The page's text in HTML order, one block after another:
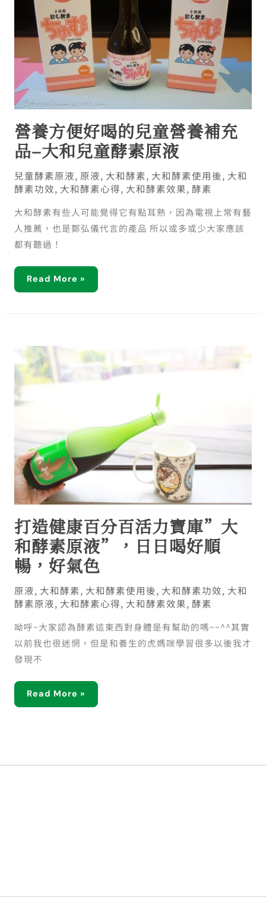
營養方便好喝的兒童營養補充
品–大和兒童酵素原液
兒童酵素原液, 原液, 大和酵素, 大和酵素使用後, 大和
酵素功效, 大和酵素心得, 大和酵素效果, 酵素
大和酵素有些人可能覺得它有點耳熟，因為電視上常有藝
人推薦，也是鄭弘儀代言的產品 所以或多或少大家應該
都有聽過！
Read More »
打造健康百分百活力寶庫”大
和酵素原液”，日日喝好順
暢，好氣色
原液, 大和酵素, 大和酵素使用後, 大和酵素功效, 大和
酵素原液, 大和酵素心得, 大和酵素效果, 酵素
呦呼~大家認為酵素這東西對身體是有幫助的嗎~~^^其實
以前我也很迷惘，但是和養生的虎媽咪學習很多以後我才
發現不
Read More »